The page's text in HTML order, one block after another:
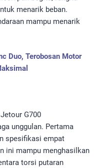
menarik beban.
mampu menarik
Duo, Terobosan Motor
G700
unggulan. Pertama
spesifikasi empat
ini mampu menghasilkan
torsi putaran